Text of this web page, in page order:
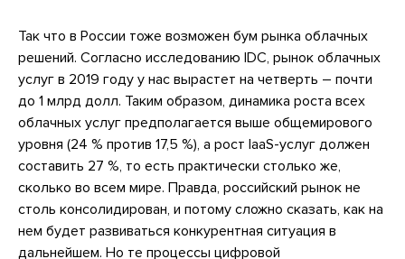
Так что в России тоже возможен бум рынка облачных
решений. Согласно исследованию IDC, рынок облачных
услуг в 2019 году у нас вырастет на четверть – почти
до 1 млрд долл. Таким образом, динамика роста всех
облачных услуг предполагается выше общемирового
уровня (24 % против 17,5 %), а рост IaaS-услуг должен
составить 27 %, то есть практически столько же,
сколько во всем мире. Правда, российский рынок не
столь консолидирован, и потому сложно сказать, как на
нем будет развиваться конкурентная ситуация в
дальнейшем. Но те процессы цифровой